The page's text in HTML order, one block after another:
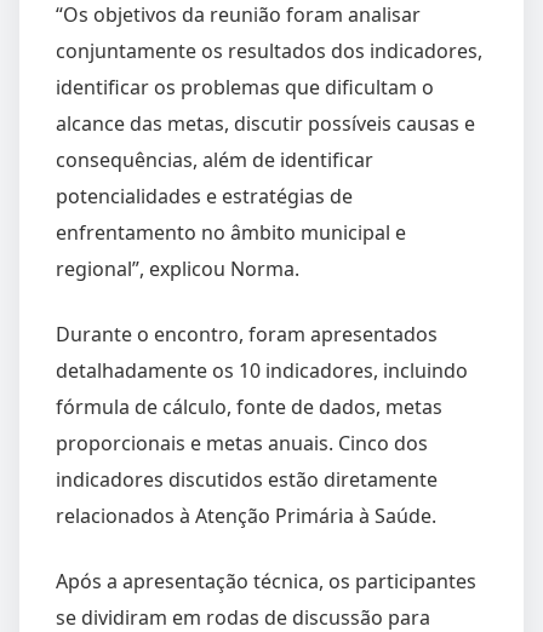
“Os objetivos da reunião foram analisar
conjuntamente os resultados dos indicadores,
identificar os problemas que dificultam o
alcance das metas, discutir possíveis causas e
consequências, além de identificar
potencialidades e estratégias de
enfrentamento no âmbito municipal e
regional”, explicou Norma.
Durante o encontro, foram apresentados
detalhadamente os 10 indicadores, incluindo
fórmula de cálculo, fonte de dados, metas
proporcionais e metas anuais. Cinco dos
indicadores discutidos estão diretamente
relacionados à Atenção Primária à Saúde.
Após a apresentação técnica, os participantes
se dividiram em rodas de discussão para